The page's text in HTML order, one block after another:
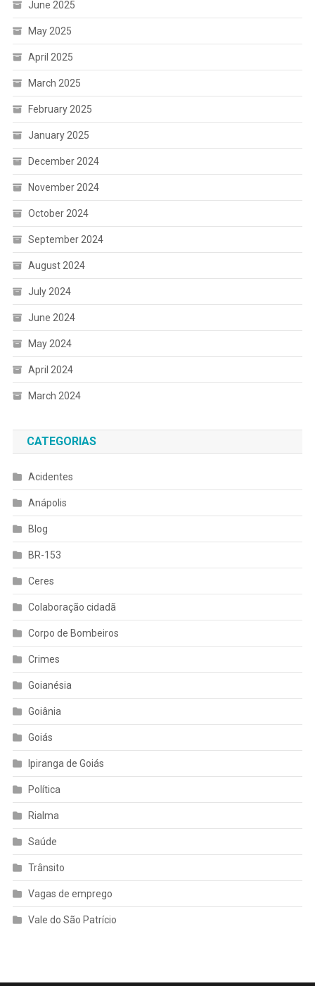
June 2025
May 2025
April 2025
March 2025
February 2025
January 2025
December 2024
November 2024
October 2024
September 2024
August 2024
July 2024
June 2024
May 2024
April 2024
March 2024
CATEGORIAS
Acidentes
Anápolis
Blog
BR-153
Ceres
Colaboração cidadã
Corpo de Bombeiros
Crimes
Goianésia
Goiânia
Goiás
Ipiranga de Goiás
Política
Rialma
Saúde
Trânsito
Vagas de emprego
Vale do São Patrício